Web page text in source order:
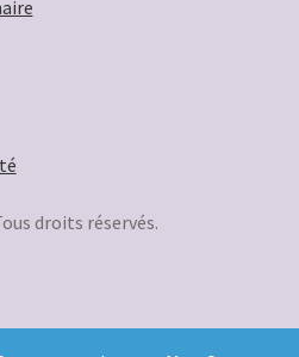
droits réservés.